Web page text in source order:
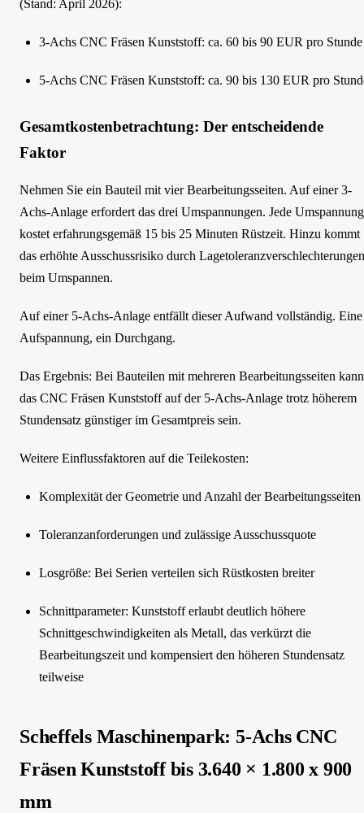
(Stand: April 2026):
3-Achs CNC Fräsen Kunststoff: ca. 60 bis 90 EUR pro Stunde
5-Achs CNC Fräsen Kunststoff: ca. 90 bis 130 EUR pro
Gesamtkostenbetrachtung: Der entscheidende
Faktor
Nehmen Sie ein Bauteil mit vier Bearbeitungsseiten. Auf einer 3-
Achs-Anlage erfordert das drei Umspannungen. Jede Umspannung
kostet erfahrungsgemäß 15 bis 25 Minuten Rüstzeit. Hinzu kommt
das erhöhte Ausschussrisiko durch Lagetoleranzverschlechterungen
beim Umspannen.
Auf einer 5-Achs-Anlage entfällt dieser Aufwand vollständig. Eine
Aufspannung, ein Durchgang.
Das Ergebnis: Bei Bauteilen mit mehreren Bearbeitungsseiten kann
das CNC Fräsen Kunststoff auf der 5-Achs-Anlage trotz höherem
Stundensatz günstiger im Gesamtpreis sein.
Weitere Einflussfaktoren auf die Teilekosten:
Komplexität der Geometrie und Anzahl der Bearbeitungsseiten
Toleranzanforderungen und zulässige Ausschussquote
Losgröße: Bei Serien verteilen sich Rüstkosten breiter
Schnittparameter: Kunststoff erlaubt deutlich höhere
Schnittgeschwindigkeiten als Metall, das verkürzt die
Bearbeitungszeit und kompensiert den höheren Stundensatz
teilweise
Scheffels Maschinenpark: 5-Achs CNC
Fräsen Kunststoff bis 3.640 × 1.800 x 900
mm